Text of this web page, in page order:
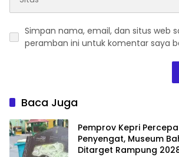
Simpan nama, email, dan situs web
peramban ini untuk komentar saya
Baca Juga
Pemprov Kepri
Penyengat, Museum
Ditarget Rampung